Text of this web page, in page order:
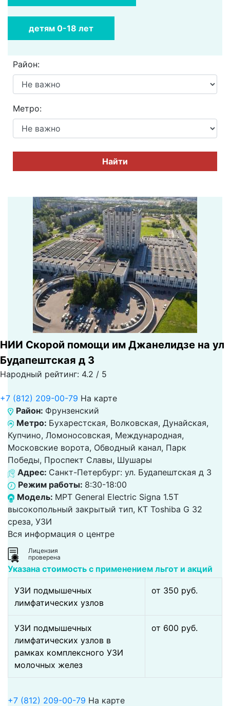
детям 0-18 лет
Район:
Метро:
Найти
НИИ Скорой помощи им Джанелидзе на ул
Будапештская д 3
Народный рейтинг: 4.2 / 5
+7 (812) 209-00-79 На карте
Район: Фрунзенский
Метро: Бухарестская, Волковская, Дунайская,
Купчино, Ломоносовская, Международная,
Московские ворота, Обводный канал, Парк
Победы, Проспект Славы, Шушары
Адрес: Санкт-Петербург: ул. Будапештская д 3
Режим работы: 8:30-18:00
Модель: МРТ General Electric Signa 1.5T
высокопольный закрытый тип, КТ Toshiba G 32
среза, УЗИ
Вся информация о центре
Лицензия
проверена
Указана стоимость с применением льгот и акций
УЗИ подмышечных
лимфатических узлов
от 350 pуб.
УЗИ подмышечных
лимфатических узлов в
рамках комплексного УЗИ
молочных желез
от 600 pуб.
+7 (812) 209-00-79 На карте